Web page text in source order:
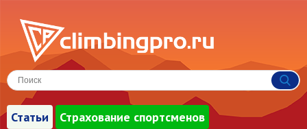
Статьи Страхование спортсменов